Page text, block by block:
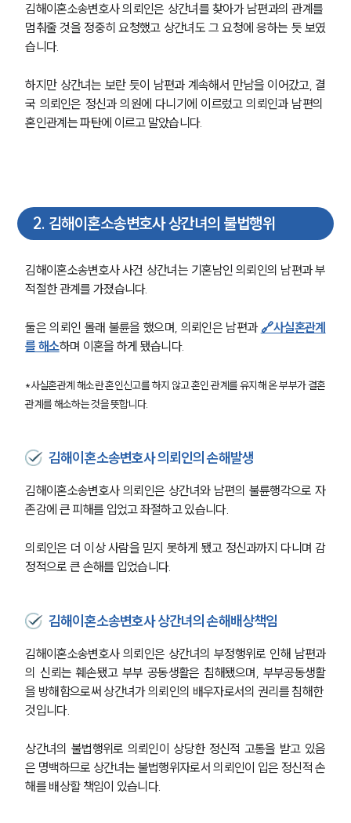
김해이혼소송변호사 의뢰인은 상간녀를 찾아가 남편과의 관계를
멈춰줄 것을 정중히 요청했고 상간녀도 그 요청에 응하는 듯 보였
습니다.
하지만 상간녀는 보란 듯이 남편과 계속해서 만남을 이어갔고, 결
국 의뢰인은 정신과 의원에 다니기에 이르렀고 의뢰인과 남편의
혼인관계는 파탄에 이르고 말았습니다.
2. 김해이혼소송변호사 상간녀의 불법행위
김해이혼소송변호사 사건 상간녀는 기혼남인 의뢰인의 남편과 부
적절한 관계를 가졌습니다.
둘은 의뢰인 몰래 불륜을 했으며, 의뢰인은 남편과 🔗사실혼관계
를 해소하며 이혼을 하게 됐습니다.
*사실혼관계 해소란 혼인신고를 하지 않고 혼인 관계를 유지해 온 부부가 결혼
관계를 해소하는 것을 뜻합니다.
김해이혼소송변호사 의뢰인의 손해발생
김해이혼소송변호사 의뢰인은 상간녀와 남편의 불륜행각으로 자
존감에 큰 피해를 입었고 좌절하고 있습니다.
의뢰인은 더 이상 사람을 믿지 못하게 됐고 정신과까지 다니며 감
정적으로 큰 손해를 입었습니다.
김해이혼소송변호사 상간녀의 손해배상책임
김해이혼소송변호사 의뢰인은 상간녀의 부정행위로 인해 남편과
의 신뢰는 훼손됐고 부부 공동생활은 침해됐으며, 부부공동생활
을 방해함으로써 상간녀가 의뢰인의 배우자로서의 권리를 침해한
것입니다.
상간녀의 불법행위로 의뢰인이 상당한 정신적 고통을 받고 있음
은 명백하므로 상간녀는 불법행위자로서 의뢰인이 입은 정신적 손
해를 배상할 책임이 있습니다.